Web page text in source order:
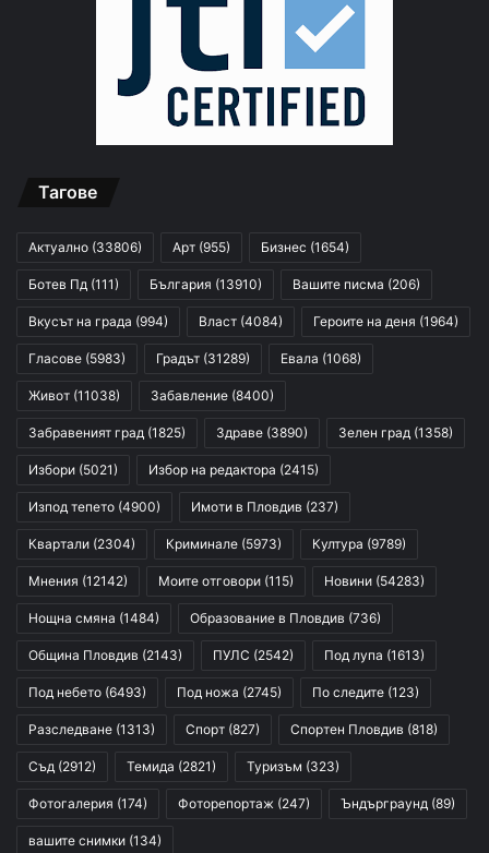
Тагове
Актуално (33806) Арт (955) Бизнес (1654)
Ботев Пд (111) България (13910) Вашите писма (206)
Вкусът на града (994) Власт (4084) Героите на деня (1964)
Гласове (5983) Градът (31289) Евала (1068)
Живот (11038) Забавление (8400)
Забравеният град (1825) Здраве (3890) Зелен град (1358)
Избори (5021) Избор на редактора (2415)
Изпод тепето (4900) Имоти в Пловдив (237)
Квартали (2304) Криминале (5973) Култура (9789)
Мнения (12142) Моите отговори (115) Новини (54283)
Нощна смяна (1484) Образование в Пловдив (736)
Община Пловдив (2143) ПУЛС (2542) Под лупа (1613)
Под небето (6493) Под ножа (2745) По следите (123)
Разследване (1313) Спорт (827) Спортен Пловдив (818)
Съд (2912) Темида (2821) Туризъм (323)
Фотогалерия (174) Фоторепортаж (247) Ъндърграунд (89)
вашите снимки (134)